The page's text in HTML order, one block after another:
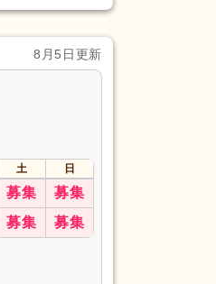
8月5日更新
土 日
募集 募集
募集 募集